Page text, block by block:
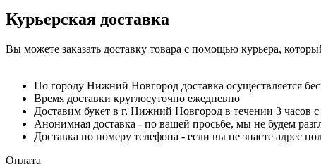
Курьерская доставка
Вы можете заказать доставку товара с помощью курьера,
По городу Нижний Новгород доставка осуществляется
Время доставки круглосуточно ежедневно
Доставим букет в г. Нижний Новгород в течении 3 часов с
Анонимная доставка - по вашей просьбе, мы не будем
Доставка по номеру телефона - если вы не знаете адрес
Оплата